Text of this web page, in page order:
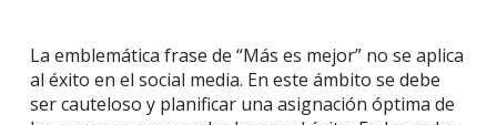
La emblemática frase de “Más es mejor” no se aplica
al éxito en el social media. En este ámbito se debe
ser cauteloso y planificar una asignación óptima de